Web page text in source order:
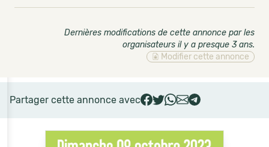
Dernières modifications de cette annonce par les
organisateurs il y a presque 3 ans.
Modifier cette annonce
Partager cette annonce avec